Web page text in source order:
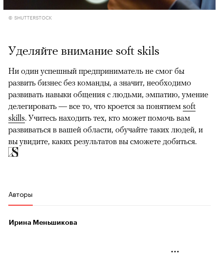
© SHUTTERSTOCK
Уделяйте внимание soft skils
Ни один успешный предприниматель не смог бы
развить бизнес без команды, а значит, необходимо
развивать навыки общения с людьми, эмпатию, умение
делегировать — все то, что кроется за понятием soft
skills. Учитесь находить тех, кто может помочь вам
развиваться в вашей области, обучайте таких людей, и
вы увидите, каких результатов вы сможете добиться.
Авторы
Ирина Меньшикова